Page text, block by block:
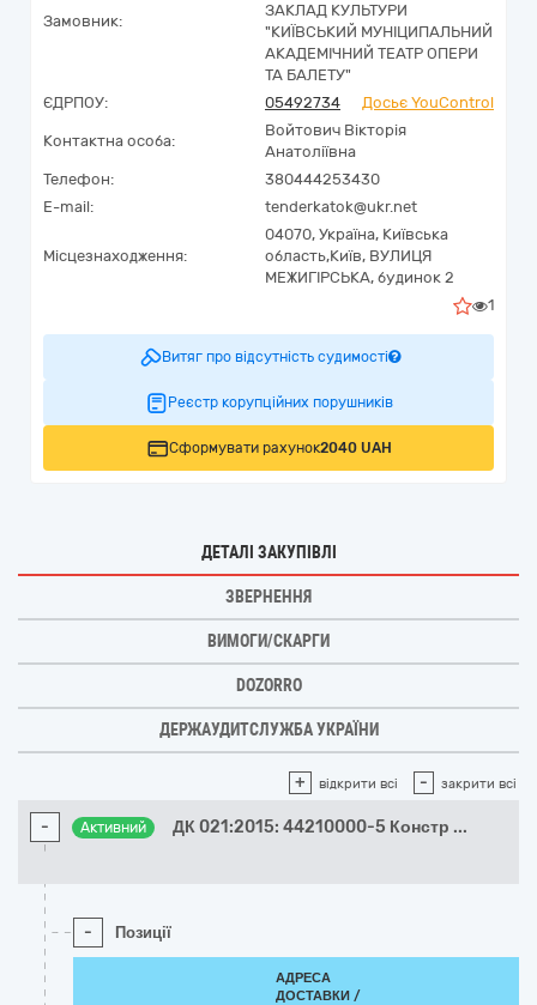
Замовник:
ЗАКЛАД КУЛЬТУРИ
"КИЇВСЬКИЙ МУНІЦИПАЛЬНИЙ
АКАДЕМІЧНИЙ ТЕАТР ОПЕРИ
ТА БАЛЕТУ"
ЄДРПОУ:
05492734 Досьє YouControl
Контактна особа:
Войтович Вікторія
Анатоліївна
Телефон:
380444253430
E-mail:
tenderkatok@ukr.net
Місцезнаходження:
04070, Україна, Київська
область,Київ, ВУЛИЦЯ
МЕЖИГІРСЬКА, будинок 2
1
Витяг про відсутність судимості
Реєстр корупційних порушників
Сформувати рахунок2040 UAH
ДЕТАЛІ ЗАКУПІВЛІ
ЗВЕРНЕННЯ
ВИМОГИ/СКАРГИ
DOZORRO
ДЕРЖАУДИТСЛУЖБА УКРАЇНИ
+ відкрити всі - закрити всі
- Активний ДК 021:2015: 44210000-5 Констр ...
- Позиції
АДРЕСА
ДОСТАВКИ /